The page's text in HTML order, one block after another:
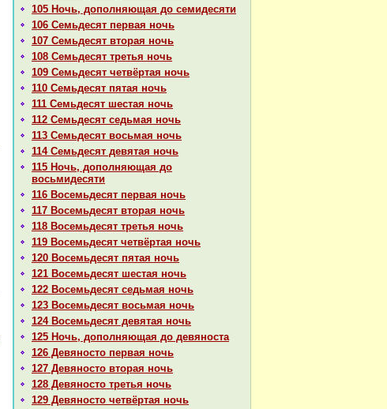
105 Ночь, дополняющая до семидесяти
106 Семьдесят первая ночь
107 Семьдесят втоpaя ночь
108 Семьдесят третья ночь
109 Семьдесят четвёртая ночь
110 Семьдесят пятая ночь
111 Семьдесят шестая ночь
112 Семьдесят седьмая ночь
113 Семьдесят восьмая ночь
114 Семьдесят девятая ночь
115 Ночь, дополняющая до
восьмидесяти
116 Восемьдесят первая ночь
117 Восемьдесят втоpaя ночь
118 Восемьдесят третья ночь
119 Восемьдесят четвёртая ночь
120 Восемьдесят пятая ночь
121 Восемьдесят шестая ночь
122 Восемьдесят седьмая ночь
123 Восемьдесят восьмая ночь
124 Восемьдесят девятая ночь
125 Ночь, дополняющая до девяноста
126 Девяносто первая ночь
127 Девяносто втоpaя ночь
128 Девяносто третья ночь
129 Девяносто четвёртая ночь